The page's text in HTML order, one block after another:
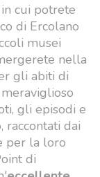
cui potrete
di Ercolano
musei
nella
gli abiti di
gli episodi e
raccontati dai
per la loro
di